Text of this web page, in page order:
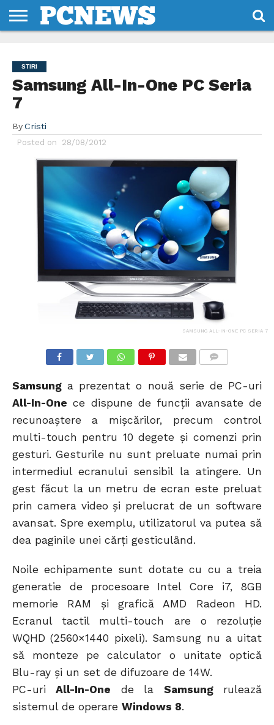
NOI
SI
CONDITII
STIRI
Samsung All-In-One PC Seria
7
By Cristi
Posted on 28/08/2012
SAMSUNG ALL-IN-ONE PC SERIA 7
Samsunga prezentat o nouă serie de PC-uri
All-In-One ce dispune de funcții avansate de
recunoaștere a mișcărilor, precum control
multi-touch pentru 10 degete și comenzi prin
gesturi. Gesturile nu sunt preluate numai prin
intermediul ecranului sensibil la atingere. Un
gest făcut la un metru de ecran este preluat
prin camera video și prelucrat de un software
avansat. Spre exemplu, utilizatorul va putea să
dea paginile unei cărți gesticulând.
Noile echipamente sunt dotate cu cu a treia
generatie de procesoare Intel Core i7, 8GB
memorie RAM și grafică AMD Radeon HD.
Ecranul tactil multi-touch are o rezoluție
WQHD (2560×1440 pixeli). Samsung nu a uitat
să monteze pe calculator o unitate optică
Blu-ray și un set de difuzoare de 14W.
PC-uriAll-In-One de la Samsungrulează
sistemul de operare Windows 8.